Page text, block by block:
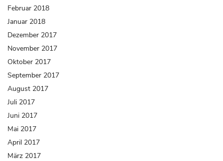
Februar 2018
Januar 2018
Dezember 2017
November 2017
Oktober 2017
September 2017
August 2017
Juli 2017
Juni 2017
Mai 2017
April 2017
März 2017